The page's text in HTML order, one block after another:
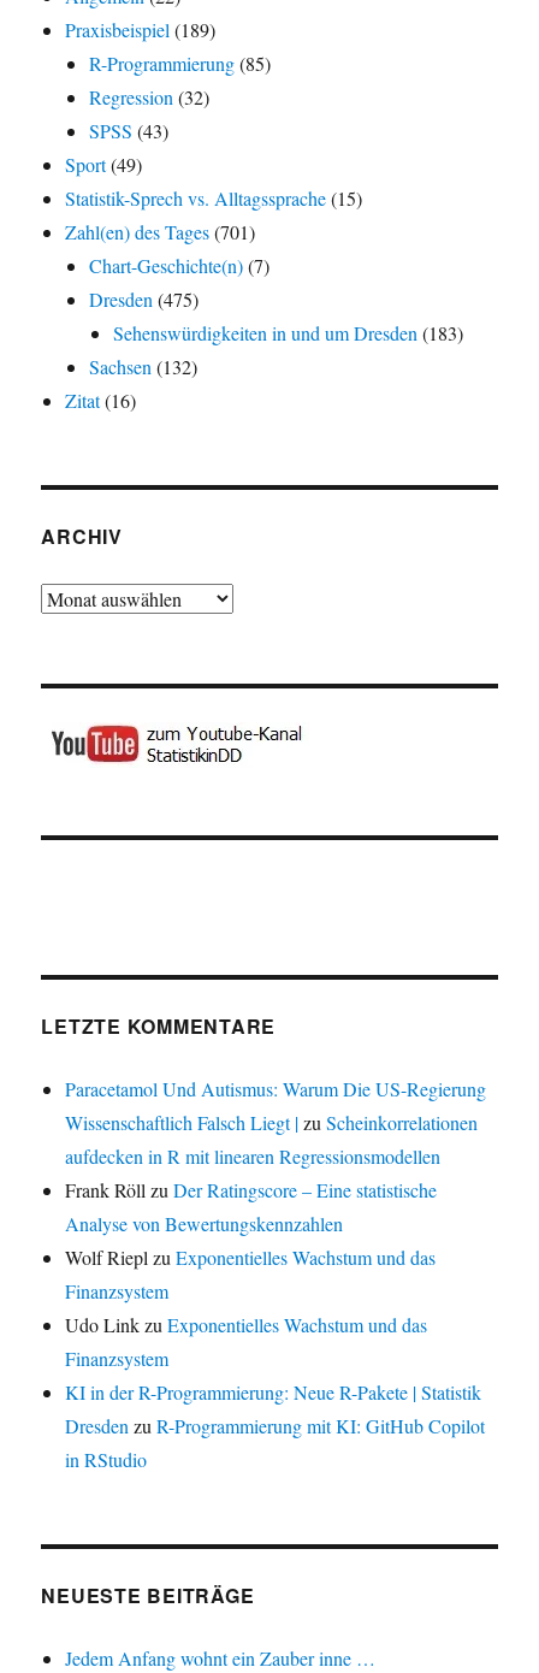
Praxisbeispiel (189)
R-Programmierung(85)
Regression (32)
SPSS (43)
Sport(49)
Statistik-Sprech vs. Alltagssprache(15)
Zahl(en) des Tages(701)
Chart-Geschichte(n)(7)
Dresden (475)
Sehenswürdigkeiten in und um Dresden (183)
Sachsen (132)
Zitat(16)
ARCHIV
Archiv
LETZTE KOMMENTARE
Paracetamol Und Autismus: Warum Die US-Regierung
Wissenschaftlich Falsch Liegt |zuScheinkorrelationen
aufdecken in R mit linearen Regressionsmodellen
Frank Röll zuDer Ratingscore – Eine statistische
Analyse von Bewertungskennzahlen
Wolf Riepl zuExponentielles Wachstum und das
Finanzsystem
Udo LinkzuExponentielles Wachstum und das
Finanzsystem
KI in der R-Programmierung: Neue R-Pakete | Statistik
Dresden zuR-Programmierung mit KI: GitHub Copilot
in RStudio
NEUESTE BEITRÄGE
Jedem Anfang wohnt ein Zauber inne …